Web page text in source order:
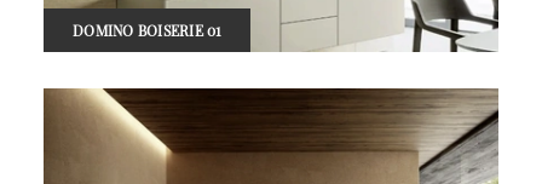
DOMINO BOISERIE 01